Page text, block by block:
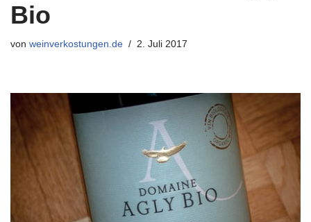
Bio
von weinverkostungen.de 2. Juli 2017